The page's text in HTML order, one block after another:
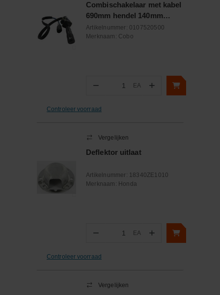
Combischakelaar met kabel
690mm hendel 140mm
12/24V
Artikelnummer: 0107520500
Merknaam: Cobo
− Aantal
EA +
Controleer voorraad
Vergelijken
Deflektor uitlaat
Artikelnummer: 18340ZE1010
Merknaam: Honda
− Aantal
EA +
Controleer voorraad
Vergelijken